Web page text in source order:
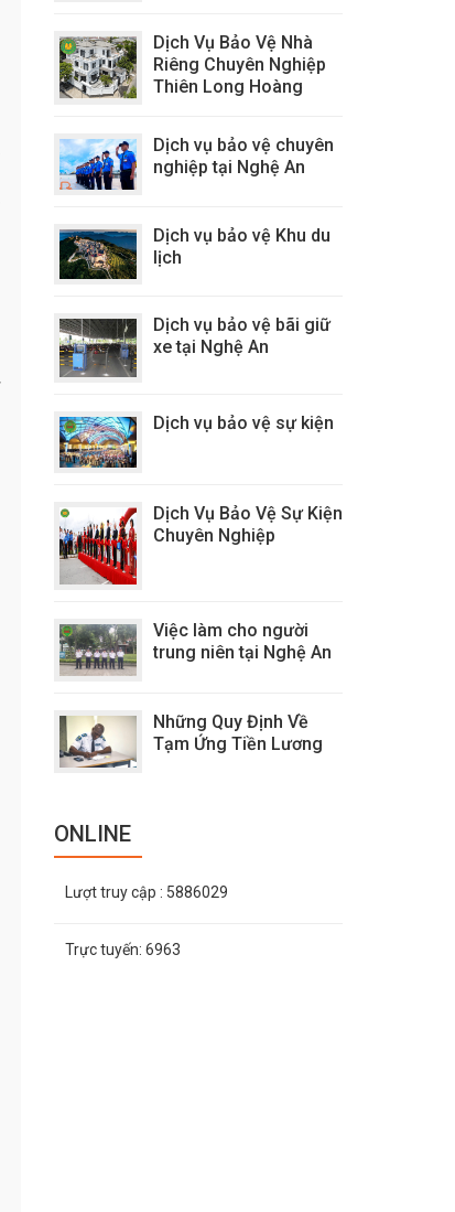
Dịch Vụ Bảo Vệ Nhà
Riêng Chuyên Nghiệp
Thiên Long Hoàng
Dịch vụ bảo vệ chuyên
nghiệp tại Nghệ An
Dịch vụ bảo vệ Khu du
lịch
Dịch vụ bảo vệ bãi giữ
xe tại Nghệ An
Dịch vụ bảo vệ sự kiện
Dịch Vụ Bảo Vệ Sự Kiện
Chuyên Nghiệp
Việc làm cho người
trung niên tại Nghệ An
Những Quy Định Về
Tạm Ứng Tiền Lương
ONLINE
Lượt truy cập : 5886029
Trực tuyến: 6963